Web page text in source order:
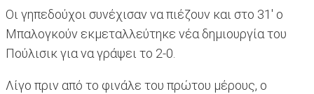
Οι γηπεδούχοι συνέχισαν να πιέζουν και στο 31' ο
Μπαλογκούν εκμεταλλεύτηκε νέα δημιουργία του
Πούλισικ για να γράψει το 2-0.
Λίγο πριν από το φινάλε του πρώτου μέρους, ο